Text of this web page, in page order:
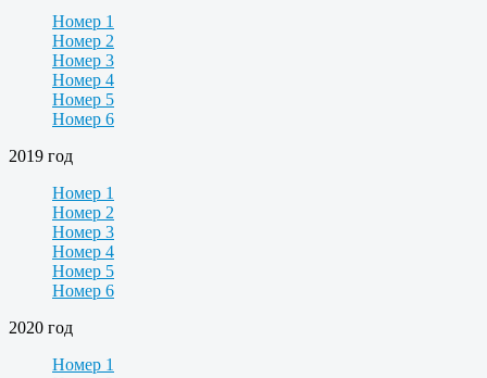
Номер 1
Номер 2
Номер 3
Номер 4
Номер 5
Номер 6
2019 год
Номер 1
Номер 2
Номер 3
Номер 4
Номер 5
Номер 6
2020 год
Номер 1